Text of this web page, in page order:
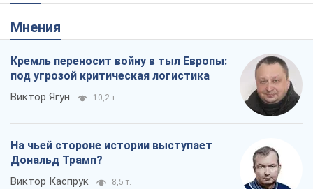
Мнения
Кремль переносит войну в тыл Европы:
под угрозой критическая логистика
Виктор Ягун 10,2 т.
На чьей стороне истории выступает
Дональд Трамп?
Виктор Каспрук 8,5 т.